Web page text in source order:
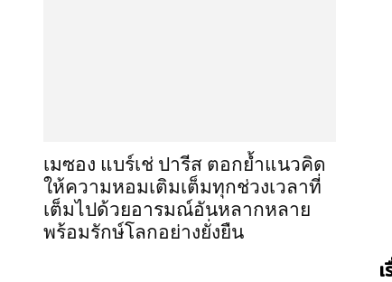
เมซอง แบร์เช่ ปารีส ตอกย้ำแนวคิด
ให้ความหอมเติมเต็มทุกช่วงเวลาที่
เต็มไปด้วยอารมณ์อันหลากหลาย
พร้อมรักษ์โลกอย่างยั่งยืน